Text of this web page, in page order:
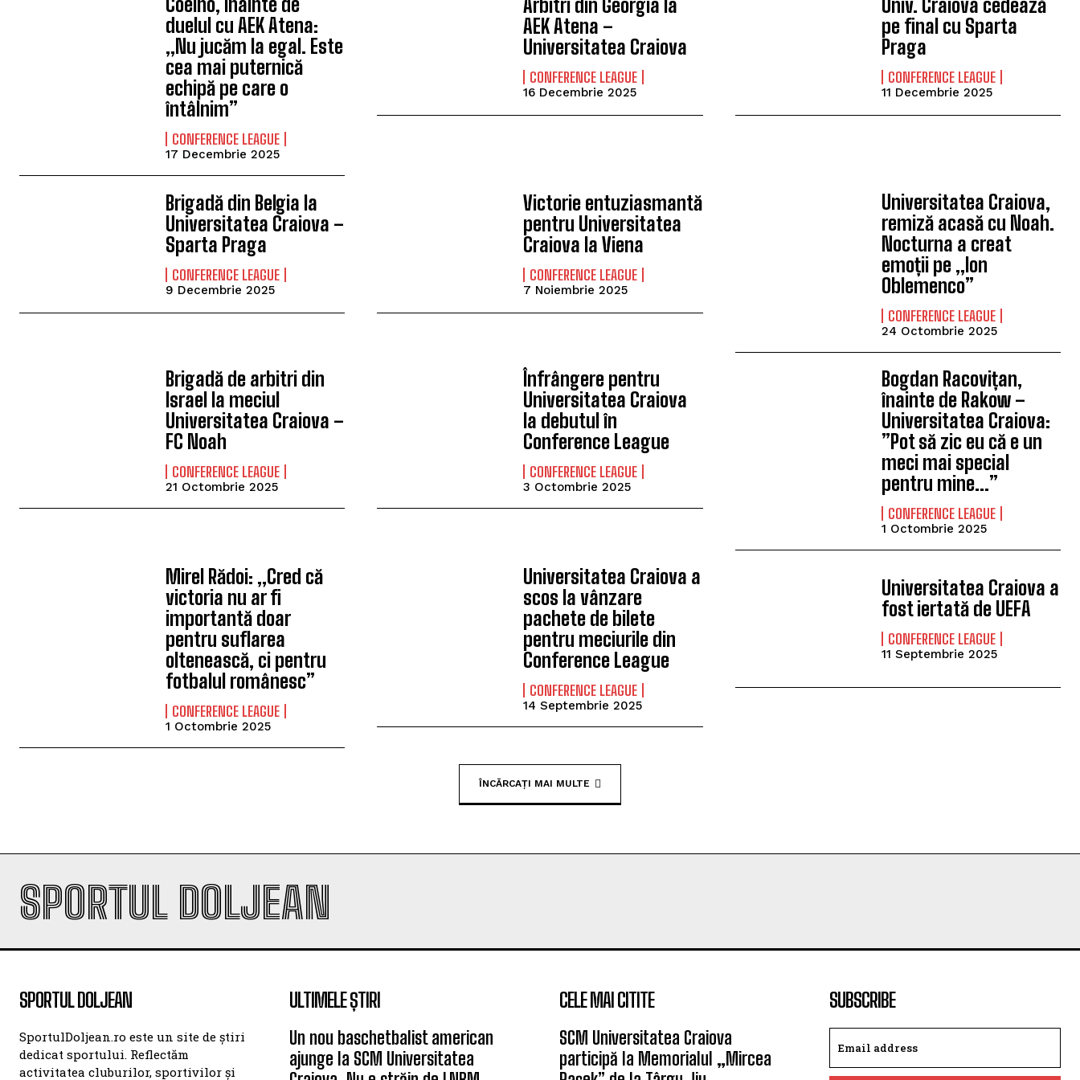
duelul cu AEK Atena:
„Nu jucăm la egal. Este
cea mai puternică
echipă pe care o
întâlnim”
CONFERENCE LEAGUE
17 Decembrie 2025
Arbitri din Georgia la
AEK Atena –
Universitatea Craiova
CONFERENCE LEAGUE
16 Decembrie 2025
Univ. Craiova cedează
pe final cu Sparta
Praga
CONFERENCE LEAGUE
11 Decembrie 2025
Brigadă din Belgia la
Universitatea Craiova –
Sparta Praga
CONFERENCE LEAGUE
9 Decembrie 2025
Victorie entuziasmantă
pentru Universitatea
Craiova la Viena
CONFERENCE LEAGUE
7 Noiembrie 2025
Universitatea Craiova,
remiză acasă cu Noah.
Nocturna a creat
emoții pe „Ion
Oblemenco”
CONFERENCE LEAGUE
24 Octombrie 2025
Brigadă de arbitri din
Israel la meciul
Universitatea Craiova –
FC Noah
CONFERENCE LEAGUE
21 Octombrie 2025
Înfrângere pentru
Universitatea Craiova
la debutul în
Conference League
CONFERENCE LEAGUE
3 Octombrie 2025
Bogdan Racovițan,
înainte de Rakow –
Universitatea Craiova:
”Pot să zic eu că e un
meci mai special
pentru mine…”
CONFERENCE LEAGUE
1 Octombrie 2025
Mirel Rădoi: „Cred că
victoria nu ar fi
importantă doar
pentru suflarea
oltenească, ci pentru
fotbalul românesc”
CONFERENCE LEAGUE
1 Octombrie 2025
Universitatea Craiova a
scos la vânzare
pachete de bilete
pentru meciurile din
Conference League
CONFERENCE LEAGUE
14 Septembrie 2025
Universitatea Craiova a
fost iertată de UEFA
CONFERENCE LEAGUE
11 Septembrie 2025
ÎNCĂRCAȚI MAI MULTE
SPORTUL DOLJEAN
SPORTUL DOLJEAN
SportulDoljean.ro este un site de știri
dedicat sportului. Reflectăm
activitatea cluburilor, sportivilor și
ULTIMELE ȘTIRI
Un nou baschetbalist american
ajunge la SCM Universitatea
CELE MAI CITITE
SCM Universitatea Craiova
participă la Memorialul „Mircea
SUBSCRIBE